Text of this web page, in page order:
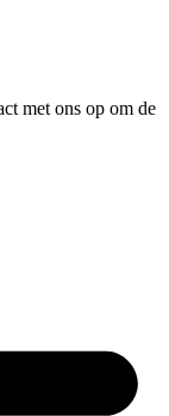
met ons op om de